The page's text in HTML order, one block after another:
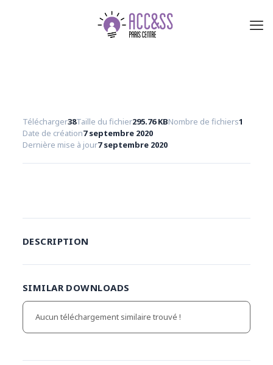
Télécharger38Taille du fichier295.76 KBNombre de fichiers1
Date de création7 septembre 2020
Dernière mise à jour7 septembre 2020
DESCRIPTION
SIMILAR DOWNLOADS
Aucun téléchargement similaire trouvé !